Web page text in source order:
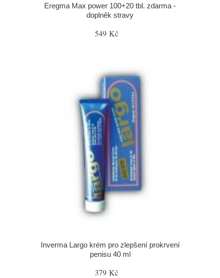
Eregma Max power 100+20 tbl. zdarma -
doplněk stravy
549 Kč
Inverma Largo krém pro zlepšení prokrvení
penisu 40 ml
379 Kč